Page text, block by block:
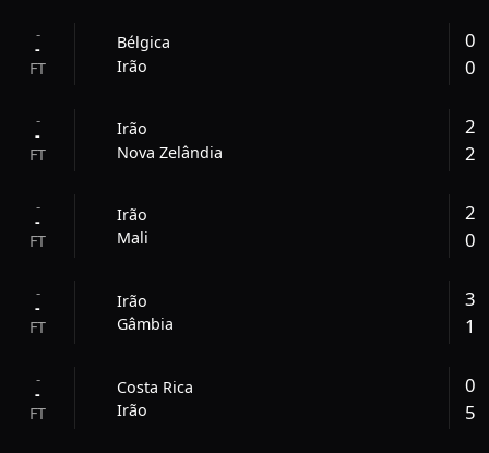
-
-
FT
Bélgica
Irão
0
0
-
-
FT
Irão
Nova Zelândia
2
2
-
-
FT
Irão
Mali
2
0
-
-
FT
Irão
Gâmbia
3
1
-
-
FT
Costa Rica
Irão
0
5